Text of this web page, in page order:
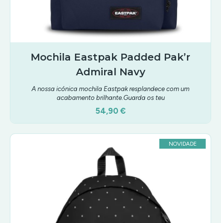
Mochila Eastpak Padded Pak’r
Admiral Navy
A nossa icónica mochila Eastpak resplandece com um
acabamento brilhante.Guarda os teu
54,90 €
NOVIDADE